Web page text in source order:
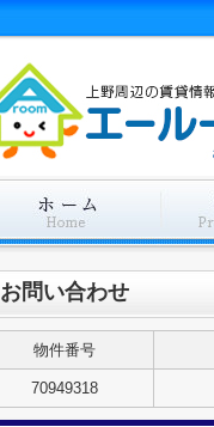
お問い合わせ
物件番号
70949318